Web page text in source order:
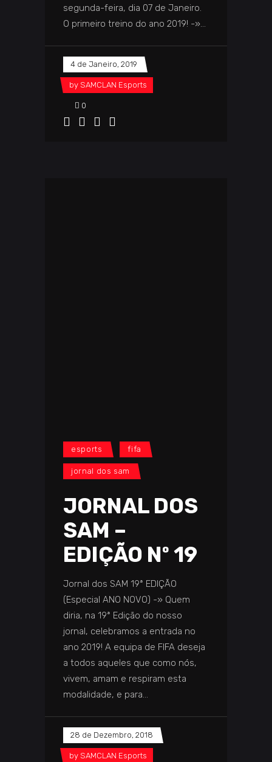
segunda-feira, dia 07 de Janeiro.
O primeiro treino do ano 2019! -»
4 de Janeiro, 2019
by SAMCLAN Esports
0
esports fifa
jornal dos sam
JORNAL DOS
SAM –
EDIÇÃO Nº 19
Jornal dos SAM 19ª EDIÇÃO
(Especial ANO NOVO) -» Quem
diria, na 19ª Edição do nosso
jornal, celebramos a entrada no
ano 2019! A equipa de FIFA deseja
a todos aqueles que como nós,
vivem, amam e respiram esta
modalidade, e para
28 de Dezembro, 2018
by SAMCLAN Esports